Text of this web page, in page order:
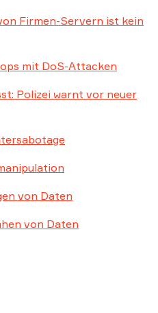
Firmen-Servern ist kein
mit DoS-Attacken
Polizei warnt vor neuer
von Daten
von Daten